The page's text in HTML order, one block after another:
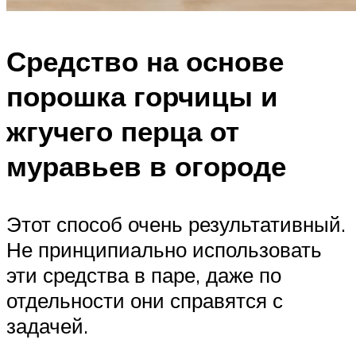
Средство на основе
порошка горчицы и
жгучего перца от
муравьев в огороде
Этот способ очень результативный.
Не принципиально использовать
эти средства в паре, даже по
отдельности они справятся с
задачей.